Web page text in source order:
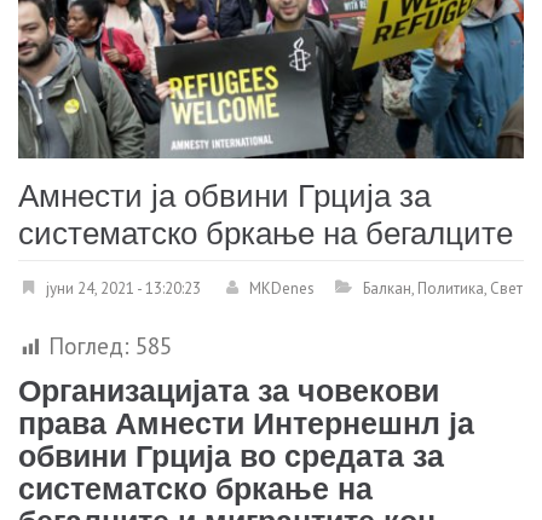
Амнести ја обвини Грција за
систематско бркање на бегалците
јуни 24, 2021 - 13:20:23 MKDenes Балкан, Политика, Свет
Поглед: 585
Организацијата за човекови
права Амнести Интернешнл ја
обвини Грција во средата за
систематско бркање на